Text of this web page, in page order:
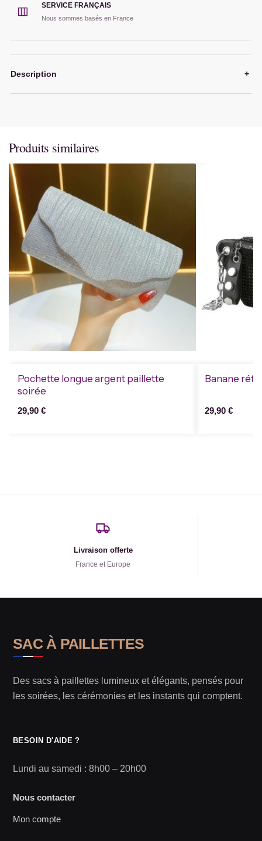
SERVICE FRANÇAIS
Nous sommes basés en France
Description +
Produits similaires
Pochette longue argent paillette
soirée
29,90 €
Banane
29,90 €
Livraison offerte
France et Europe
SAC À PAILLETTES
Des sacs à paillettes lumineux et élégants, pensés pour
les soirées, les cérémonies et les instants qui comptent.
BESOIN D'AIDE ?
Lundi au samedi : 8h00 – 20h00
Nous contacter
Mon compte